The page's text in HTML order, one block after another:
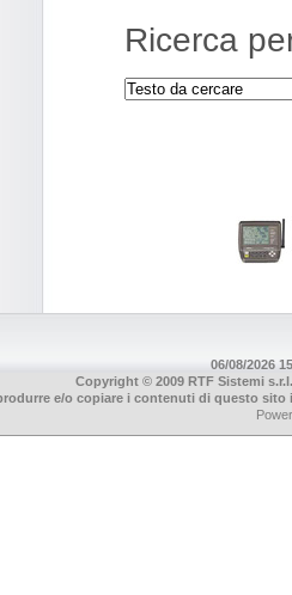
Ricerca
06/08/2026
Copyright © 2009 RTF Sistemi
e/o copiare i contenuti di questo